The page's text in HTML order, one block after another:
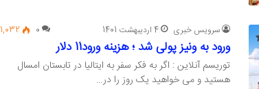
سرویس خبری 4 اردیبهشت 1401 0
1,032
ورود به ونیز پولی شد ؛ هزینه ورود11 دلار
توریسم آنلاین : اگر به فکر سفر به ایتالیا در تابستان امسال
هستید و می خواهید یک روز را در…